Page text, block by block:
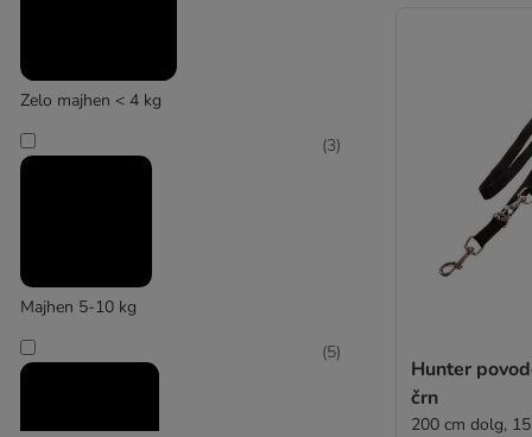
Zelo majhen < 4 kg
Majhen 5-10 kg
(3)
(5)
Hunter
črn
200 cm dolg,